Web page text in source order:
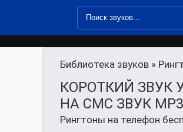
Библиотека звуков »
КОРОТКИЙ ЗВУК
НА СМС ЗВУК
Рингтоны на телефон